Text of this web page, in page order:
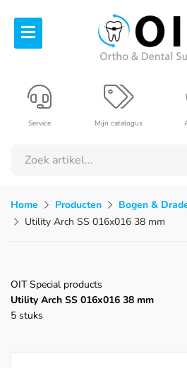
Mijn catalogus
Service
Home Producten Bogen &
Utility Arch SS 016x016 38 mm
OIT Special products
Utility Arch SS 016x016 38 mm
5 stuks